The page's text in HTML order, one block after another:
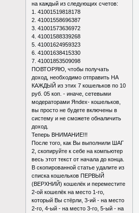
на каждый из следующих счетов:
1. 41001519818178
2. 41001558696387
3. 41001573636972
4. 41001588339268
5. 41001624959323
6. 41001638415330
7. 41001853509098
ПОВТОРЯЮ, чтобы получать
доход, необходимо отправить НА
КАЖДЫЙ из этих 7 кошельков по 10
руб. 05 коп. - иначе, сетевыми
модераторами Яndex- кошельков,
вы просто не будете включены в
систему и не сможете обналичить
доход.
Теперь ВНИМАНИЕ!!!
После того, как Вы выполнили ШАГ
2, скопируйте к себе на компьютер
весь этот текст от начала до конца.
В скопированной статье удалите из
списка кошельков ПЕРВЫЙ
(ВЕРХНИЙ) кошелёк и переместите
2-ой кошелёк на место 1-го,
который Вы стёрли, 3-ий - на место
2-го, 4-ый - на место 3-го, 5-ый - на